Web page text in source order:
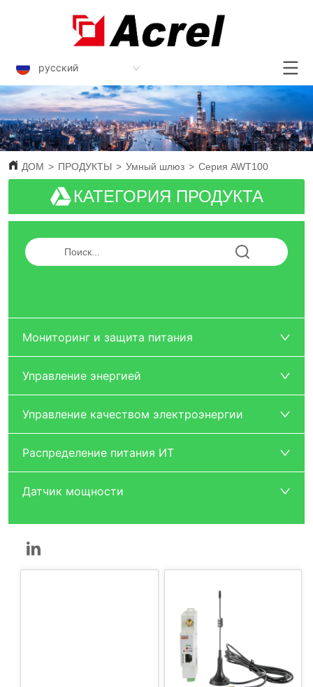
русский
ДОМ > ПРОДУКТЫ > Умный шлюз > Серия AWT100
КАТЕГОРИЯ ПРОДУКТА
Мониторинг и защита питания
Управление энергией
Управление качеством электроэнергии
Распределение питания ИТ
Датчик мощности